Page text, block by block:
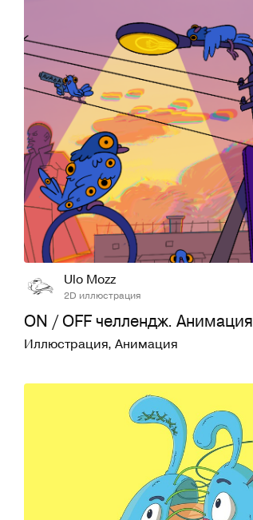
Ulo Mozz
2D иллюстрация
ON / OFF челлендж. Анимация
Иллюстрация, Анимация